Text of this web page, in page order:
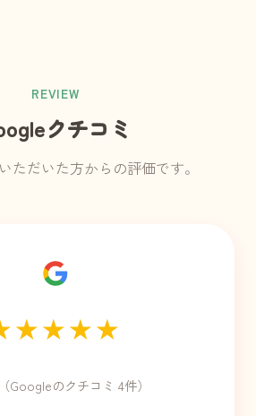
REVIEW
クチコミ
ただいた方からの評価です。
（Googleのクチコミ 4件）